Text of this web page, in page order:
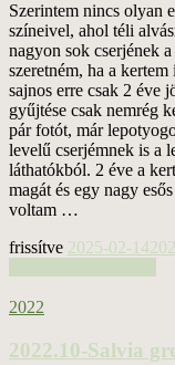
Szerintem nincs olyan
színeivel, ahol téli
nagyon sok cserjének
szeretném, ha a
sajnos erre csak 2 éve
gyűjtése csak nemrég
pár fotót, már
levelű cserjémnek is a
láthatókból. 2 éve a
magát és egy nagy
voltam …
frissítve 2025-02-14
2022
2022.10-Salvia